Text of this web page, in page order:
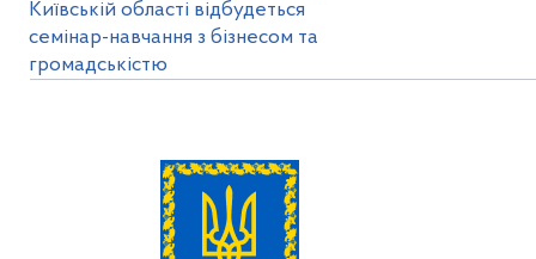
Київській області відбудеться
семінар-навчання з бізнесом та
громадськістю